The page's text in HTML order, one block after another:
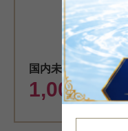
国内未販売
1,000 円（